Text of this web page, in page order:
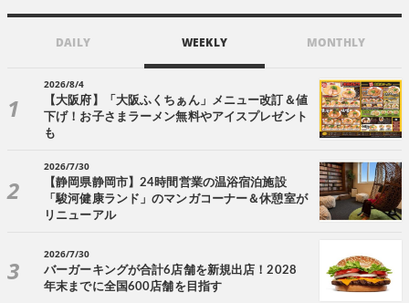
DAILY WEEKLY MONTHLY
2026/8/4
【大阪府】「大阪ふくちぁん」メニュー改訂＆値
下げ！お子さまラーメン無料やアイスプレゼント
も
2026/7/30
【静岡県静岡市】24時間営業の温浴宿泊施設
「駿河健康ランド」のマンガコーナー＆休憩室が
リニューアル
2026/7/30
バーガーキングが合計6店舗を新規出店！2028
年末までに全国600店舗を目指す